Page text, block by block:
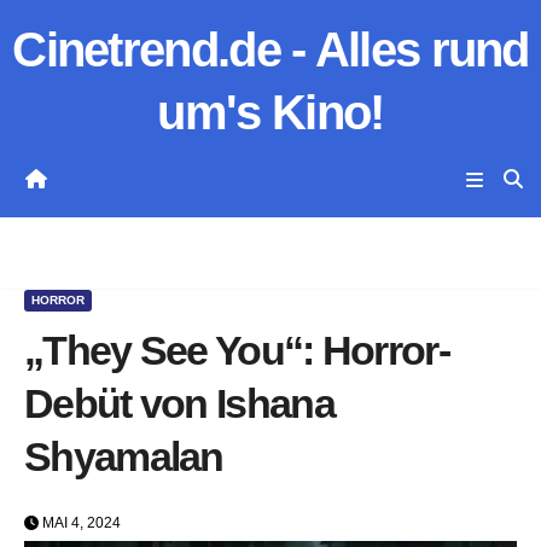
Inhalt
Cinetrend.de - Alles rund
um's Kino!
HORROR
„They See You“: Horror-
Debüt von Ishana
Shyamalan
MAI 4, 2024